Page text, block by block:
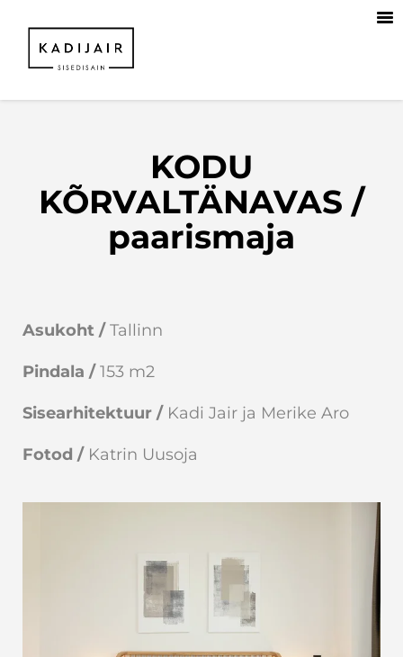
KODU
KÕRVALTÄNAVAS /
paarismaja
Asukoht /Tallinn
Pindala /153 m2
Sisearhitektuur /Kadi Jair ja Merike Aro
Fotod /Katrin Uusoja